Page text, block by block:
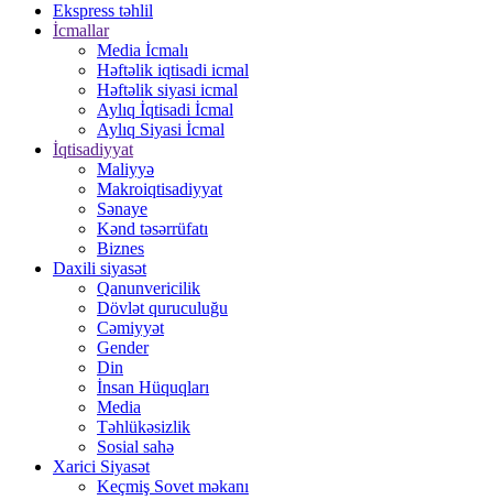
Ekspress təhlil
İcmallar
Media İcmalı
Həftəlik iqtisadi icmal
Həftəlik siyasi icmal
Aylıq İqtisadi İcmal
Aylıq Siyasi İcmal
İqtisadiyyat
Maliyyə
Makroiqtisadiyyat
Sənaye
Kənd təsərrüfatı
Biznes
Daxili siyasət
Qanunvericilik
Dövlət quruculuğu
Cəmiyyət
Gender
Din
İnsan Hüquqları
Media
Təhlükəsizlik
Sosial sahə
Xarici Siyasət
Keçmiş Sovet məkanı